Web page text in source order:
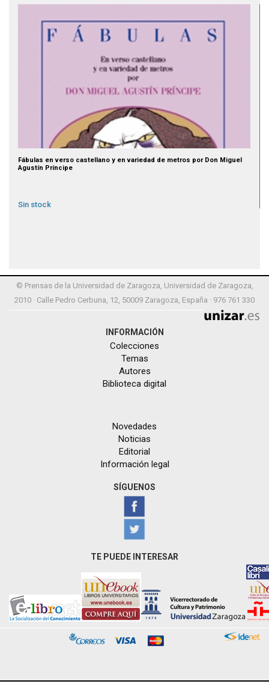
Fábulas en verso castellano y en variedad de metros por Don Miguel
Agustín Príncipe
Sin stock
© Prensas de la Universidad de Zaragoza, Universidad de Zaragoza,
2010 · Calle Pedro Cerbuna, 12, 50009 Zaragoza, España · 976 761 330
INFORMACIÓN
Colecciones
Temas
Autores
Biblioteca digital
Novedades
Noticias
Editorial
Información legal
SÍGUENOS
TE PUEDE INTERESAR